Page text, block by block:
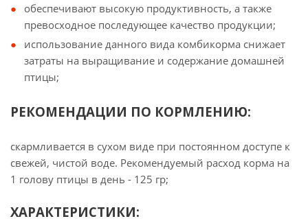
обеспечивают высокую продуктивность, а также
превосходное последующее качество продукции;
использование данного вида комбикорма снижает
затраты на выращивание и содержание домашней
птицы;
РЕКОМЕНДАЦИИ ПО КОРМЛЕНИЮ:
скармливается в сухом виде при постоянном доступе к
свежей, чистой воде. Рекомендуемый расход корма на
1 голову птицы в день - 125 гр;
ХАРАКТЕРИСТИКИ: